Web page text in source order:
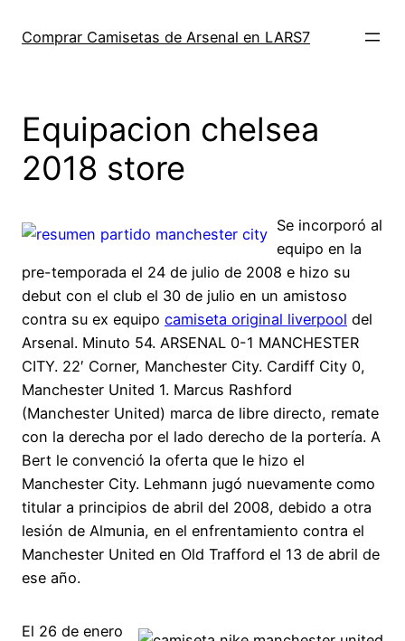
Comprar Camisetas de Arsenal en LARS7
Equipacion chelsea
2018 store
Se incorporó al
equipo en la
pre-temporada el 24 de julio de 2008 e hizo su
debut con el club el 30 de julio en un amistoso
contra su ex equipo camiseta original liverpool del
Arsenal. Minuto 54. ARSENAL 0-1 MANCHESTER
CITY. 22′ Corner, Manchester City. Cardiff City 0,
Manchester United 1. Marcus Rashford
(Manchester United) marca de libre directo, remate
con la derecha por el lado derecho de la portería. A
Bert le convenció la oferta que le hizo el
Manchester City. Lehmann jugó nuevamente como
titular a principios de abril del 2008, debido a otra
lesión de Almunia, en el enfrentamiento contra el
Manchester United en Old Trafford el 13 de abril de
ese año.
El 26 de enero